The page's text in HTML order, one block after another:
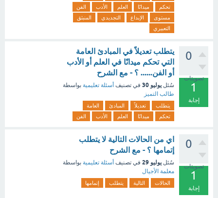
تحكم
ميدانًا العلم الأدب
الفن
مستوى
الإبداع التجديدي
المنبثق
التعبيري
0
تصويتات
1
إجابة
يتطلب تعديلاً في المبادئ العامة
التي تحكم ميدانًا في العلم أو الأدب
أو الفن...... ؟ - مع الشرح
سُئل يوليو 30 في تصنيف أسئلة تعليمية بواسطة
طالب التميز
يتطلب تعديلاً المبادئ
العامة
تحكم
ميدانًا العلم الأدب الفن
0
تصويتات
1
إجابة
اي من الحالات التالية لا يتطلب
إتمامها ؟ - مع الشرح
سُئل يوليو 29 في تصنيف أسئلة تعليمية بواسطة
معلمة الأجيال
الحالات التالية يتطلب إتمامها